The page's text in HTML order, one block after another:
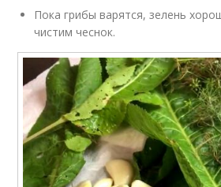
Пока грибы варятся, зелень
чистим чеснок.